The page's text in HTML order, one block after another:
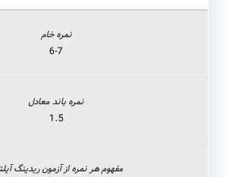
6-7
1.5